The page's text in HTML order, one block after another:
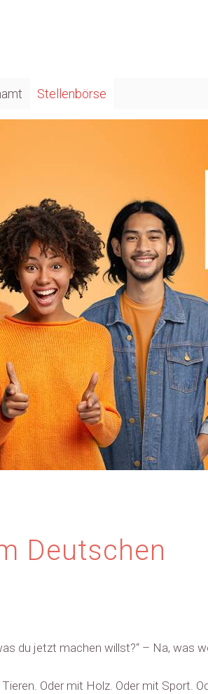
Stellenbörse
Deutschen
du jetzt machen willst?“ – Na, was
Oder mit Holz. Oder mit Sport.